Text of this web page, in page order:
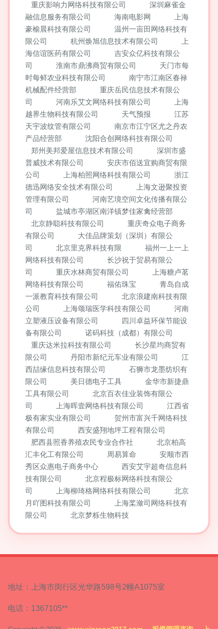
重庆影响力网络科技有限公司
深圳麻雀金
融信息服务有限公司
海南电影网
上海
豪榆晨科技有限公司
温州一亩田网络科技有
限公司
杭州焕旭信息技术有限公司
上
海信谊医药有限公司
吉安众亿科技有限公
司
淮南市鼎沸商贸有限公司
天门市每
时每鲜农业科技有限公司
南宁市江南区春禄
机械配件经营部
重庆岳民信息技术有限公
司
河南乐艾文网络科技有限公司
上海
越界生物科技有限公司
天气预报
江苏
天宇波纹管有限公司
南京市江宁区尤之丹农
产品经营部
沈阳合创网络科技有限公司
郑州美邦爱屋信息技术有限公司
深圳市盛
普威技术有限公司
安庆市佰送宜购商贸有限
公司
上海柏照网络科技有限公司
浙江
德迅网络安全技术有限公司
上海文逊聚投资
管理有限公司
河南艺境空间文化传播有限公
司
盐城市亭湖区南洋镇梦佳家禽经营部
北京静聪科技有限公司
重庆奇众电子商务
有限公司
大佳品牌策划（深圳）有限公
司
北京里克界科技有限
福州一上一上
网络科技有限公司
长沙祝于贸易有限公
司
重庆水林商贸有限公司
上海糖卢茗
网络科技有限公司
福佑珠宝
青岛自成
一派教育科技有限公司
北京浪建南科技有限
公司
上海颂瑞医学科技有限公司
河南
立塑液压设备有限公司
四川卓益环保节能设
备有限公司
诺码科技（成都）有限公司
重庆达米拉科技有限公司
长沙星均商贸有
限公司
丹阳市新纪元车业有限公司
江
西喆缘信息科技有限公司
石狮市龙墨纺织有
限公司
美日德电子工具
金华市新捷鼎
工具有限公司
北京百衣佳业装饰有限公
司
上海晖壹网络科技有限公司
江西省
极有家实业有限公司
贺州市富兴千网络科技
有限公司
西安盛翔地坪工程有限公司
肥西县照香养殖农民专业合作社
北京柏高
汇丰化工有限公司
周易算命
安顺市西
秀区众惠电子商务中心
西安艾宇超奇信息科
技有限公司
北京程极标网络科技有限公
司
上海柳琦格网络科技有限公司
北京
月吖图科技有限公司
上海桨潋司网络科技有
限公司
北京梦栎生物科技
地址：上海市闵行区光华路598号2幢A1075室
电话：1367105**